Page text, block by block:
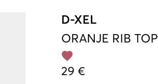
D-XEL
ORANJE RIB TOP
29 €